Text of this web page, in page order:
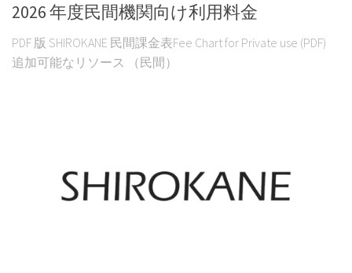
2026 年度民間機関向け利用料金
PDF 版 SHIROKANE 民間課金表Fee Chart for Private use (PDF)
追加可能なリソース （民間）